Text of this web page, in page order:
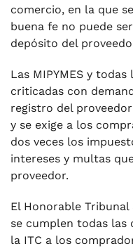
comercio, en la que
buena fe no puede
depósito del
Las MIPYMES y
criticadas con
registro del
y se exige a los
dos veces los
intereses y multas
proveedor.
El Honorable
se cumplen todas las
la ITC a los